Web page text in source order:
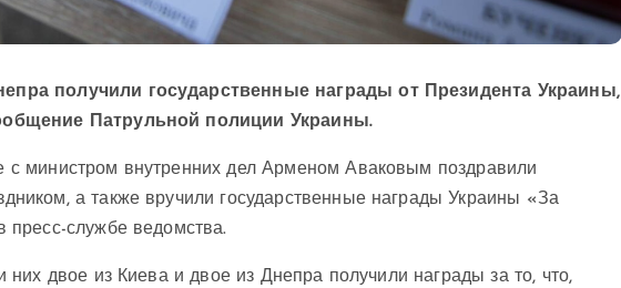
получили государственные награды от Президента Украины,
Патрульной полиции Украины.
с министром внутренних дел Арменом Аваковым поздравили
а также вручили государственные награды Украины «За
службе ведомства.
них двое из Киева и двое из Днепра получили награды за то, что,